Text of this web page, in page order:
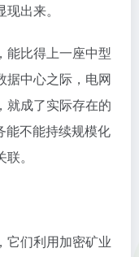
出来。
能比得上一座中型
据中心之际，电网
就成了实际存在的
能不能持续规模化
。
它们利用加密矿业